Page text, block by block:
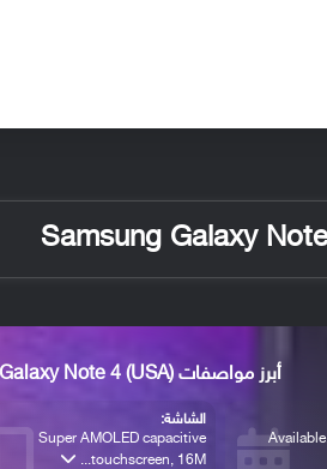
أبرز مواصفات Samsung Galaxy Note 4 (USA)
الشاشة:
Super AMOLED capacitive
touchscreen, 16M...